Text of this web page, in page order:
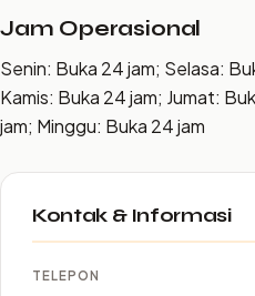
Jam Operasional
Senin: Buka 24 jam; Selasa:
Kamis: Buka 24 jam; Jumat:
jam; Minggu: Buka 24 jam
Kontak & Informasi
TELEPON